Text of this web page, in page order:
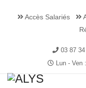
Accès Salariés
03 87
Lun - Ven